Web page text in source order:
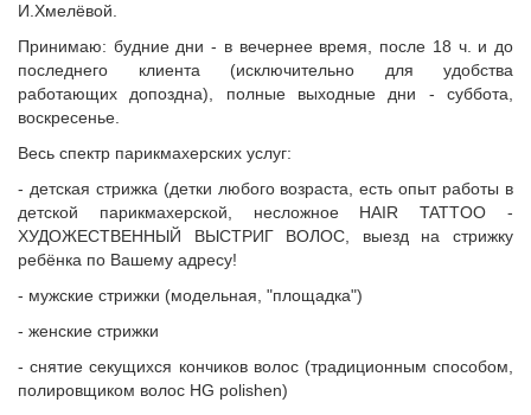
И.Хмелёвой.
Принимаю: будние дни - в вечернее время, после 18 ч. и до
последнего клиента (исключительно для удобства
работающих допоздна), полные выходные дни - суббота,
воскресенье.
Весь спектр парикмахерских услуг:
- детская стрижка (детки любого возраста, есть опыт работы в
детской парикмахерской, несложное HAIR TATTOO -
ХУДОЖЕСТВЕННЫЙ ВЫСТРИГ ВОЛОС, выезд на стрижку
ребёнка по Вашему адресу!
- мужские стрижки (модельная, "площадка")
- женские стрижки
- снятие секущихся кончиков волос (традиционным способом,
полировщиком волос HG polishen)